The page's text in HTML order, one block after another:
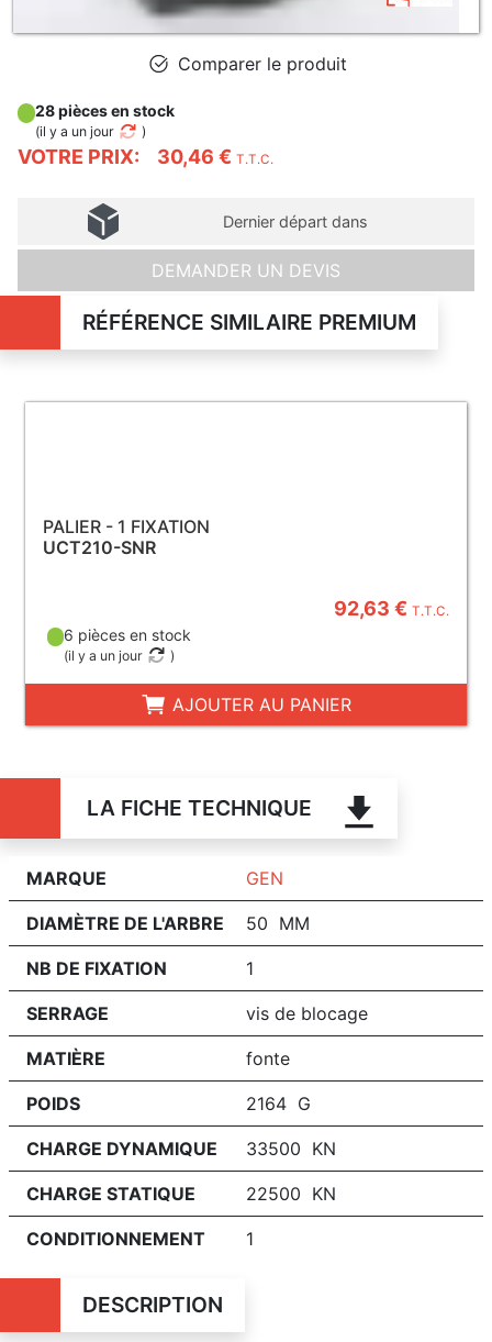
Comparer le produit
VOTRE PRIX: 30,46 € T.T.C.
28 pièces en stock
(il y a un jour )
Dernier départ dans
DEMANDER UN DEVIS
RÉFÉRENCE SIMILAIRE PREMIUM
PALIER - 1 FIXATION
UCT210-SNR
92,63 €T.T.C.
6 pièces en stock
(il y a un jour )
AJOUTER AU PANIER
LA FICHE TECHNIQUE
MARQUE GEN
DIAMÈTRE DE L'ARBRE 50 MM
NB DE FIXATION 1
SERRAGE vis de blocage
MATIÈRE fonte
POIDS 2164 G
CHARGE DYNAMIQUE 33500 KN
CHARGE STATIQUE 22500 KN
CONDITIONNEMENT 1
DESCRIPTION